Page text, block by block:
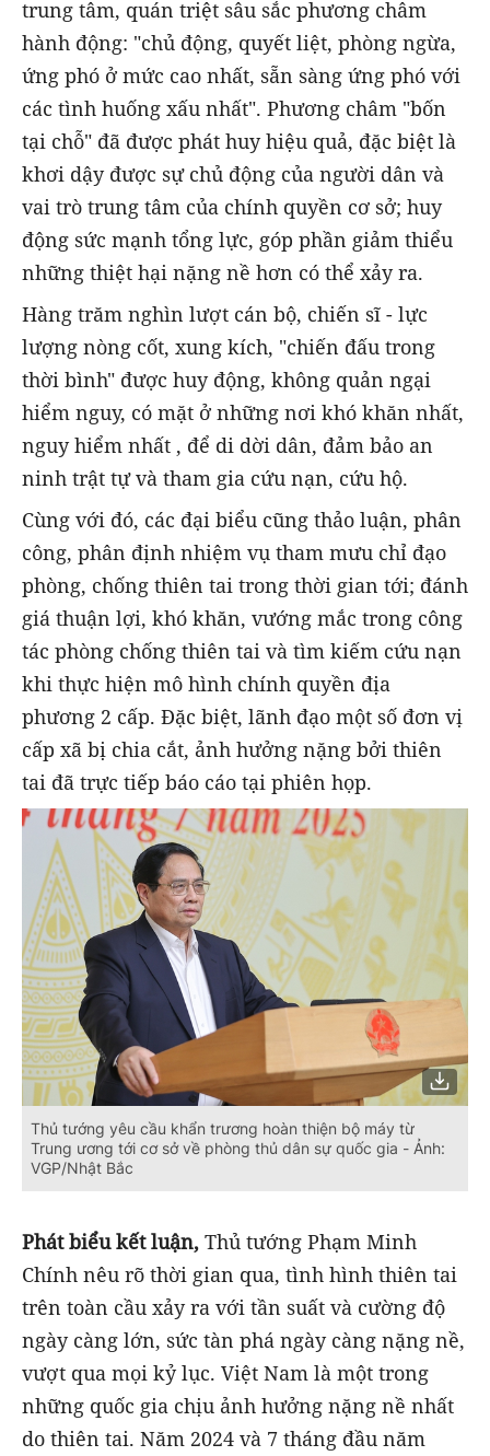
trung tâm, quán triệt sâu sắc phương châm
hành động: "chủ động, quyết liệt, phòng ngừa,
ứng phó ở mức cao nhất, sẵn sàng ứng phó với
các tình huống xấu nhất". Phương châm "bốn
tại chỗ" đã được phát huy hiệu quả, đặc biệt là
khơi dậy được sự chủ động của người dân và
vai trò trung tâm của chính quyền cơ sở; huy
động sức mạnh tổng lực, góp phần giảm thiểu
những thiệt hại nặng nề hơn có thể xảy ra.
Hàng trăm nghìn lượt cán bộ, chiến sĩ - lực
lượng nòng cốt, xung kích, "chiến đấu trong
thời bình" được huy động, không quản ngại
hiểm nguy, có mặt ở những nơi khó khăn nhất,
nguy hiểm nhất , để di dời dân, đảm bảo an
ninh trật tự và tham gia cứu nạn, cứu hộ.
Cùng với đó, các đại biểu cũng thảo luận, phân
công, phân định nhiệm vụ tham mưu chỉ đạo
phòng, chống thiên tai trong thời gian tới; đánh
giá thuận lợi, khó khăn, vướng mắc trong công
tác phòng chống thiên tai và tìm kiếm cứu nạn
khi thực hiện mô hình chính quyền địa
phương 2 cấp. Đặc biệt, lãnh đạo một số đơn vị
cấp xã bị chia cắt, ảnh hưởng nặng bởi thiên
tai đã trực tiếp báo cáo tại phiên họp.
Thủ tướng yêu cầu khẩn trương hoàn thiện bộ máy từ
Trung ương tới cơ sở về phòng thủ dân sự quốc gia - Ảnh:
VGP/Nhật Bắc
Phát biểu kết luận, Thủ tướng Phạm Minh
Chính nêu rõ thời gian qua, tình hình thiên tai
trên toàn cầu xảy ra với tần suất và cường độ
ngày càng lớn, sức tàn phá ngày càng nặng nề,
vượt qua mọi kỷ lục. Việt Nam là một trong
những quốc gia chịu ảnh hưởng nặng nề nhất
do thiên tai. Năm 2024 và 7 tháng đầu năm